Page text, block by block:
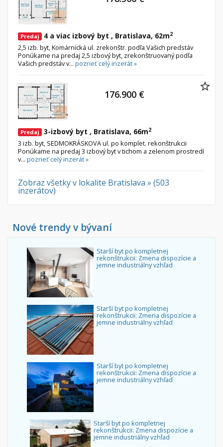
Nebytové priestory
Skladové, výrobné
Rekreačné, reštauračné
Ponuka RK
Len s fotkou
Hľadaj
Uložiť vyhľadávanie
Zatvoriť vyhľadávanie
Predaj 4 a viac izbový byt , Bratislava, 62m2
2,5 izb. byt, Komárnická ul. zrekonštr. podľa Vašich predstáv
Ponúkame na predaj 2,5 izbový byt, zrekonštruovaný podľa
Vašich predstáv v... pozrieť celý inzerát »
Predaj 3-izbový byt , Bratislava, 66m2
3 izb. byt, SEDMOKRÁSKOVA ul. po komplet. rekonštrukcii
Ponúkame na predaj 3 izbový byt v tichom a zelenom prostredí
v... pozrieť celý inzerát »
176.900 €
Zobraz všetky v lokalite Bratislava » (503
inzerátov)
Nové trendy v bývaní
Starší byt po kompletnej
rekonštrukcii: Zmena dispozície a
jemne industriálny vzhľad
Starší byt po kompletnej
rekonštrukcii: Zmena dispozície a
jemne industriálny vzhľad
Starší byt po kompletnej
rekonštrukcii: Zmena dispozície a
jemne industriálny vzhľad
Starší byt po kompletnej
rekonštrukcii: Zmena dispozície a
jemne industriálny vzhľad